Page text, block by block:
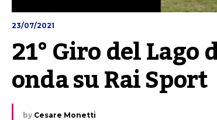
23/07/2021
21° Giro del Lago
onda su Rai Sport
by Cesare Monetti